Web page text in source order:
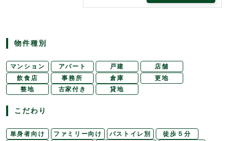
物件種別
マンション アパート 戸建
店舗
飲食店
事務所 倉庫
更地
整地
古家付き 貸地
こだわり
単身者向け ファミリー向け バストイレ別
徒歩５分